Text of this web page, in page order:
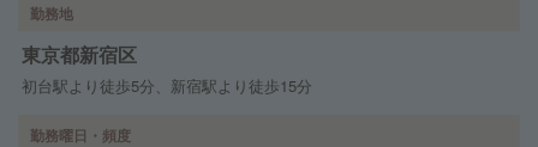
勤務地
東京都新宿区
初台駅より徒歩5分、新宿駅より徒歩15分
勤務曜日・頻度